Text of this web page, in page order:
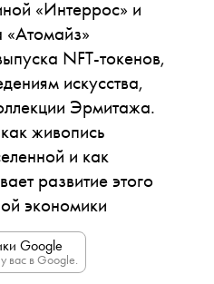
«Интеррос» и
«Атомайз»
NFT-токенов,
искусства,
Эрмитажа.
живопись
и как
развитие этого
экономики
Google
вас в Google.